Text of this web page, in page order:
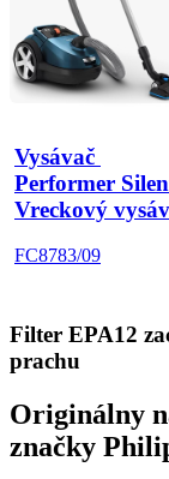
Vysávač
Performer
Vreckový
FC8783/09
Filter EPA12
prachu
Originálny
značky